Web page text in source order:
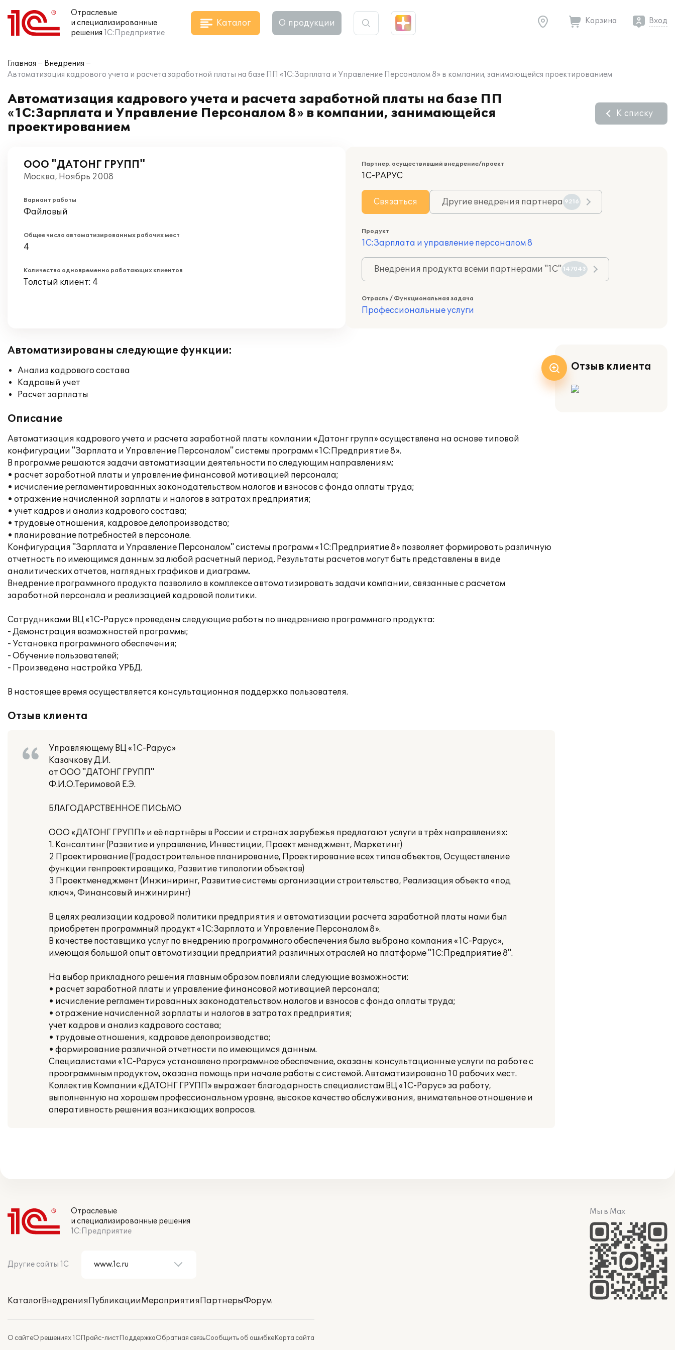
Отраслевые
и специализированные
решения 1С:Предприятие
Каталог О продукции Корзина Вход
Главная
Внедрения
Автоматизация кадрового учета и расчета заработной платы на базе ПП «1С:Зарплата и Управление Персоналом 8» в компании, занимающейся проектированием
Автоматизация кадрового учета и расчета заработной платы на базе ПП
«1С:Зарплата и Управление Персоналом 8» в компании, занимающейся
проектированием
К списку
ООО "ДАТОНГ ГРУПП"
Москва, Ноябрь 2008
Вариант работы
Файловый
Общее число автоматизированных рабочих мест
4
Количество одновременно работающих клиентов
Толстый клиент: 4
Партнер, осуществивший внедрение/проект
1С-РАРУС
Связаться Другие внедрения партнера 9216
Продукт
1С:Зарплата и управление персоналом 8
Внедрения продукта всеми партнерами "1С" 147043
Отрасль / Функциональная задача
Профессиональные услуги
Автоматизированы следующие функции:
Анализ кадрового состава
Кадровый учет
Расчет зарплаты
Описание
Автоматизация кадрового учета и расчета заработной платы компании «Датонг групп» осуществлена на основе типовой
конфигурации "Зарплата и Управление Персоналом" системы программ «1С:Предприятие 8».
В программе решаются задачи автоматизации деятельности по следующим направлениям:
• расчет заработной платы и управление финансовой мотивацией персонала;
• исчисление регламентированных законодательством налогов и взносов с фонда оплаты труда;
• отражение начисленной зарплаты и налогов в затратах предприятия;
• учет кадров и анализ кадрового состава;
• трудовые отношения, кадровое делопроизводство;
• планирование потребностей в персонале.
Конфигурация "Зарплата и Управление Персоналом" системы программ «1С:Предприятие 8» позволяет формировать различную
отчетность по имеющимся данным за любой расчетный период. Результаты расчетов могут быть представлены в виде
аналитических отчетов, наглядных графиков и диаграмм.
Внедрение программного продукта позволило в комплексе автоматизировать задачи компании, связанные с расчетом
заработной персонала и реализацией кадровой политики.
Сотрудниками ВЦ «1С-Рарус» проведены следующие работы по внедрениею программного продукта:
- Демонстрация возможностей программы;
- Установка программного обеспечения;
- Обучение пользователей;
- Произведена настройка УРБД.
В настоящее время осуществляется консультационная поддержка пользователя.
Отзыв клиента
Управляющему ВЦ «1С-Рарус»
Казачкову Д.И.
от ООО "ДАТОНГ ГРУПП"
Ф.И.О.Теримовой Е.Э.
БЛАГОДАРСТВЕННОЕ ПИСЬМО
ООО «ДАТОНГ ГРУПП» и её партнёры в России и странах зарубежья предлагают услуги в трёх направлениях:
1. Консалтинг (Развитие и управление, Инвестиции, Проект менеджмент, Маркетинг)
2 Проектирование (Градостроительное планирование, Проектирование всех типов объектов, Осуществление
функции генпроектировщика, Развитие типологии объектов)
3 Проектменеджмент (Инжиниринг, Развитие системы организации строительства, Реализация объекта «под
ключ», Финансовый инжиниринг)
В целях реализации кадровой политики предприятия и автоматизации расчета заработной платы нами был
приобретен программный продукт «1С:Зарплата и Управление Персоналом 8».
В качестве поставщика услуг по внедрению программного обеспечения была выбрана компания «1С-Рарус»,
имеющая большой опыт автоматизации предприятий различных отраслей на платформе "1С:Предприятие 8".
На выбор прикладного решения главным образом повлияли следующие возможности:
• расчет заработной платы и управление финансовой мотивацией персонала;
• исчисление регламентированных законодательством налогов и взносов с фонда оплаты труда;
• отражение начисленной зарплаты и налогов в затратах предприятия;
учет кадров и анализ кадрового состава;
• трудовые отношения, кадровое делопроизводство;
• формирование различной отчетности по имеющимся данным.
Специалистами «1С-Рарус» установлено программное обеспечение, оказаны консультационные услуги по работе с
проограммным продуктом, оказана помощь при начале работы с системой. Автоматизировано 10 рабочих мест.
Коллектив Компании «ДАТОНГ ГРУПП» выражает благодарность специалистам ВЦ «1C-Papyc» за работу,
выполненную на хорошем профессиональном уровне, высокое качество обслуживания, внимательное отношение и
оперативность решения возникающих вопросов.
Отзыв клиента
Отраслевые
и специализированные решения
1С:Предприятие
Другие сайты 1С
КаталогВнедренияПубликацииМероприятияПартнерыФорум
О сайтеО решениях 1СПрайс-листПоддержкаОбратная связьСообщить об ошибкеКарта сайта
Мы в Max